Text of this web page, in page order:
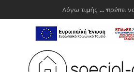
Λόγω τιμής ... πρέπει